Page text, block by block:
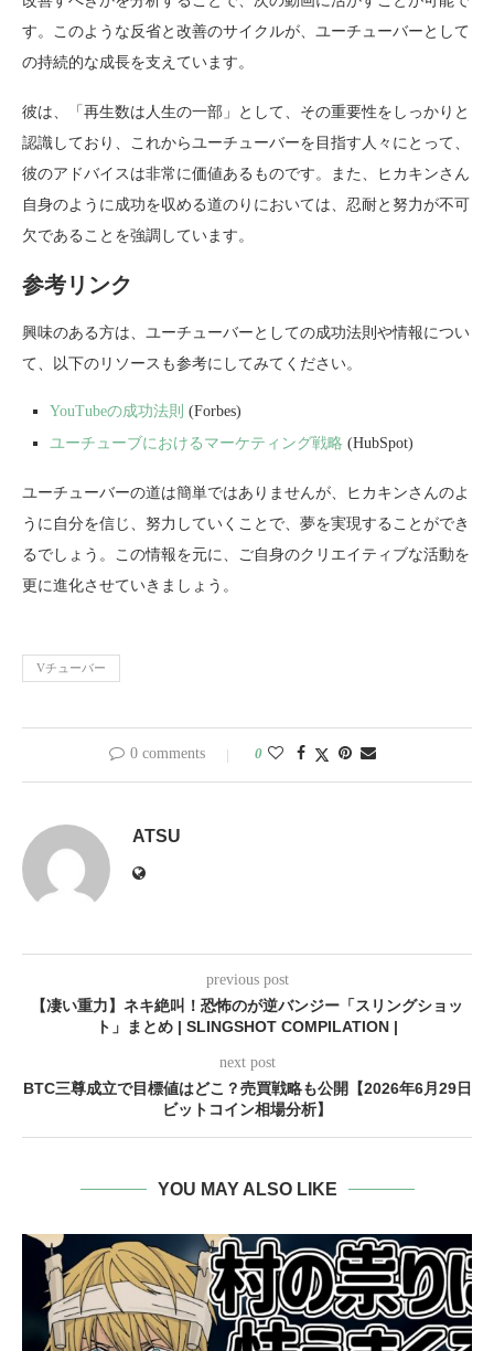
す。このような反省と改善のサイクルが、ユーチューバーとして
の持続的な成長を支えています。
彼は、「再生数は人生の一部」として、その重要性をしっかりと
認識しており、これからユーチューバーを目指す人々にとって、
彼のアドバイスは非常に価値あるものです。また、ヒカキンさん
自身のように成功を収める道のりにおいては、忍耐と努力が不可
欠であることを強調しています。
参考リンク
興味のある方は、ユーチューバーとしての成功法則や情報につい
て、以下のリソースも参考にしてみてください。
YouTubeの成功法則 (Forbes)
ユーチューブにおけるマーケティング戦略 (HubSpot)
ユーチューバーの道は簡単ではありませんが、ヒカキンさんのよ
うに自分を信じ、努力していくことで、夢を実現することができ
るでしょう。この情報を元に、ご自身のクリエイティブな活動を
更に進化させていきましょう。
Vチューバー
0 comments 0
ATSU
previous post
【凄い重力】ネキ絶叫！恐怖のが逆バンジー「スリングショッ
ト」まとめ | SLINGSHOT COMPILATION |
next post
BTC三尊成立で目標値はどこ？売買戦略も公開【2026年6月29日
ビットコイン相場分析】
YOU MAY ALSO LIKE